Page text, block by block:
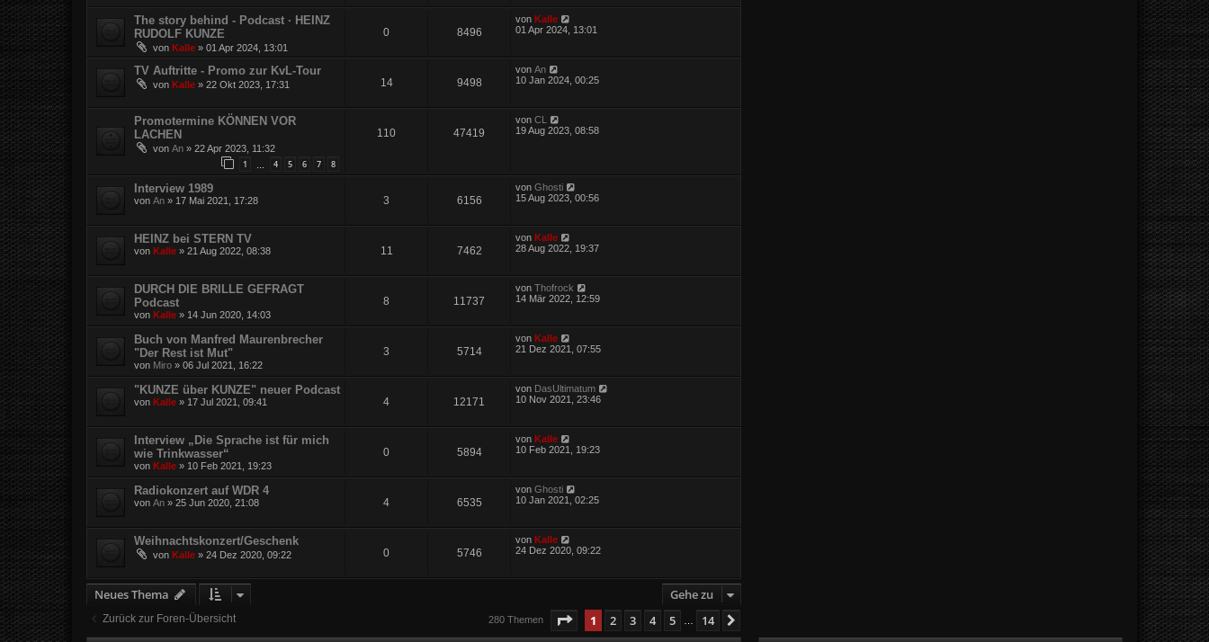
The story behind - Podcast · HEINZ
RUDOLF KUNZE
von Kalle » 01 Apr 2024, 13:01
0 8496
vonKalle
01 Apr 2024, 13:01
TV Auftritte - Promo zur KvL-Tour
von Kalle » 22 Okt 2023, 17:31 14 9498
vonAn
10 Jan 2024, 00:25
Promotermine KÖNNEN VOR
LACHEN
von An » 22 Apr 2023, 11:32
1 4 5 6 7 8
110 47419
vonCL
19 Aug 2023, 08:58
Interview 1989
von An » 17 Mai 2021, 17:28 3 6156
vonGhosti
15 Aug 2023, 00:56
HEINZ bei STERN TV
von Kalle » 21 Aug 2022, 08:38 11 7462
von Kalle
28 Aug 2022, 19:37
DURCH DIE BRILLE GEFRAGT
Podcast
von Kalle » 14 Jun 2020, 14:03
8 11737
vonThofrock
14 Mär 2022, 12:59
Buch von Manfred Maurenbrecher
"Der Rest ist Mut"
von Miro » 06 Jul 2021, 16:22
3 5714
von Kalle
21 Dez 2021, 07:55
"KUNZE über KUNZE" neuer Podcast
von Kalle » 17 Jul 2021, 09:41 4 12171
von DasUltimatum
10 Nov 2021, 23:46
Interview „Die Sprache ist für mich
wie Trinkwasser“
von Kalle » 10 Feb 2021, 19:23
0 5894
von Kalle
10 Feb 2021, 19:23
Radiokonzert auf WDR 4
von An » 25 Jun 2020, 21:08 4 6535
vonGhosti
10 Jan 2021, 02:25
Weihnachtskonzert/Geschenk
von Kalle » 24 Dez 2020, 09:22 0 5746
von Kalle
24 Dez 2020, 09:22
Neues Thema Gehe zu
Zurück zur Foren-Übersicht 280 Themen Seite von14
1 2 3 4 5 14